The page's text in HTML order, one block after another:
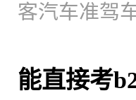
客汽车准驾
能直接考